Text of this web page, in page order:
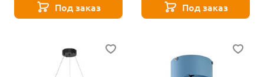
Под заказ Под заказ